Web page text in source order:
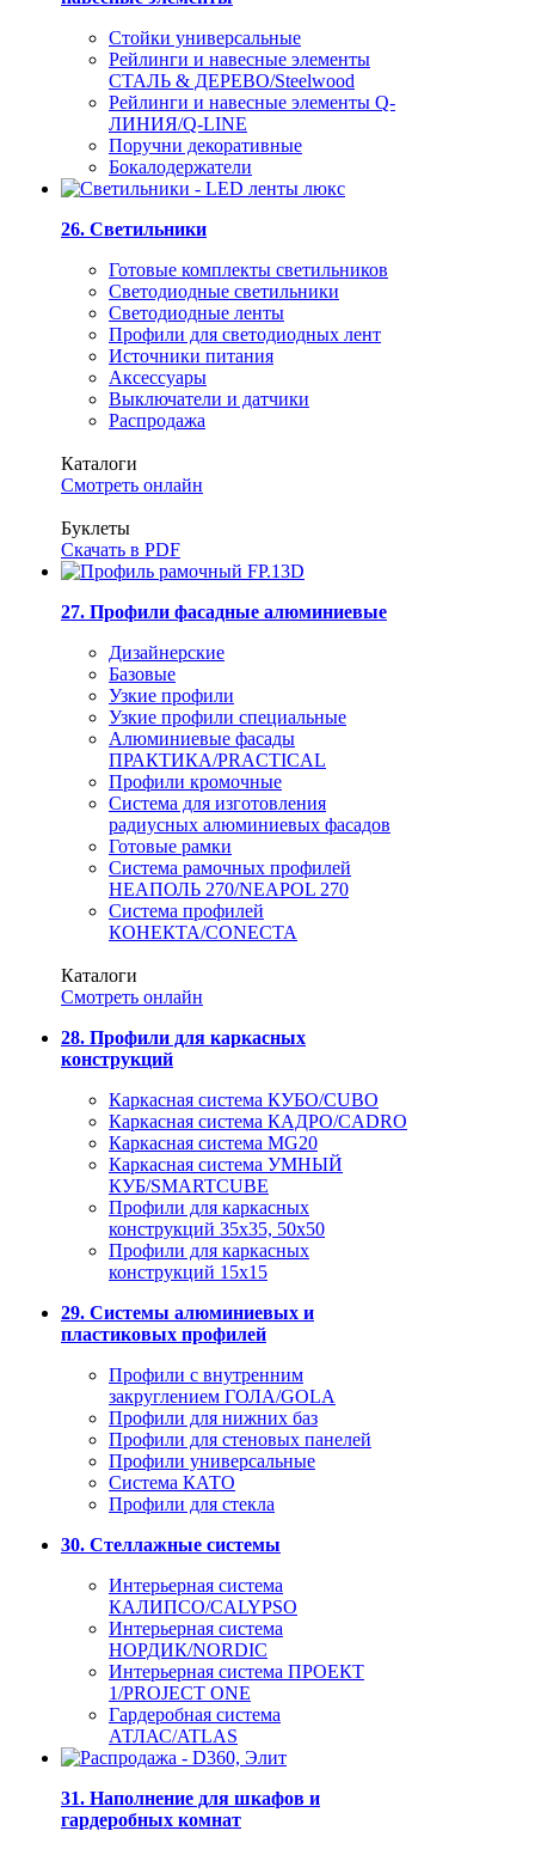
Стойки универсальные
Рейлинги и навесные элементы
СТАЛЬ & ДЕРЕВО/Steelwood
Рейлинги и навесные элементы Q-
ЛИНИЯ/Q-LINE
Поручни декоративные
Бокалодержатели
26. Светильники
Готовые комплекты светильников
Светодиодные светильники
Светодиодные ленты
Профили для светодиодных лент
Источники питания
Аксессуары
Выключатели и датчики
Распродажа
Каталоги
Смотреть онлайн
Буклеты
Скачать в PDF
27. Профили фасадные алюминиевые
Дизайнерские
Базовые
Узкие профили
Узкие профили специальные
Алюминиевые фасады
ПРАКТИКА/PRACTICAL
Профили кромочные
Система для изготовления
радиусных алюминиевых фасадов
Готовые рамки
Система рамочных профилей
НЕАПОЛЬ 270/NEAPOL 270
Система профилей
КОНЕКТА/CONECTA
Каталоги
Смотреть онлайн
28. Профили для каркасных
конструкций
Каркасная система КУБО/CUBO
Каркасная система КАДРО/CADRO
Каркасная система MG20
Каркасная система УМНЫЙ
КУБ/SMARTCUBE
Профили для каркасных
конструкций 35x35, 50x50
Профили для каркасных
конструкций 15х15
29. Системы алюминиевых и
пластиковых профилей
Профили с внутренним
закруглением ГОЛА/GOLA
Профили для нижних баз
Профили для стеновых панелей
Профили универсальные
Система КАТО
Профили для стекла
30. Стеллажные системы
Интерьерная система
КАЛИПСО/CALYPSO
Интерьерная система
НОРДИК/NORDIC
Интерьерная система ПРОЕКТ
1/PROJECT ONE
Гардеробная система
АТЛАС/ATLAS
31. Наполнение для шкафов и
гардеробных комнат